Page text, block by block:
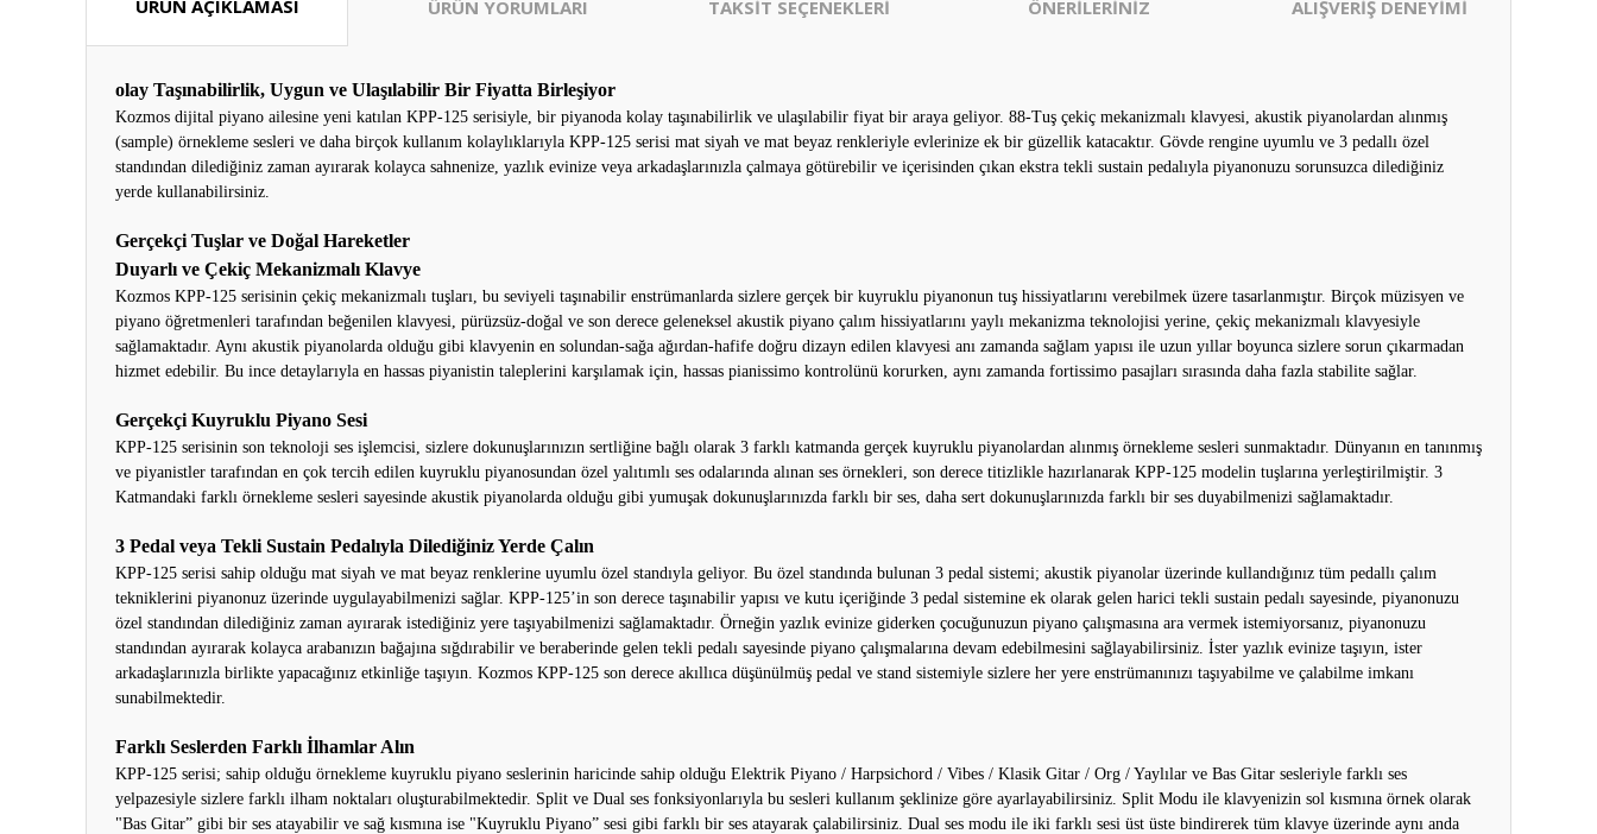
ÜRÜN AÇIKLAMASI ÜRÜN YORUMLARI TAKSİT SEÇENEKLERİ ÖNERİLERİNİZ ALIŞVERİŞ DENEYİMİ
olay Taşınabilirlik, Uygun ve Ulaşılabilir Bir Fiyatta Birleşiyor
Kozmos dijital piyano ailesine yeni katılan KPP-125 serisiyle, bir piyanoda kolay taşınabilirlik ve ulaşılabilir fiyat bir araya geliyor. 88-Tuş çekiç mekanizmalı klavyesi, akustik piyanolardan alınmış
(sample) örnekleme sesleri ve daha birçok kullanım kolaylıklarıyla KPP-125 serisi mat siyah ve mat beyaz renkleriyle evlerinize ek bir güzellik katacaktır. Gövde rengine uyumlu ve 3 pedallı özel
standından dilediğiniz zaman ayırarak kolayca sahnenize, yazlık evinize veya arkadaşlarınızla çalmaya götürebilir ve içerisinden çıkan ekstra tekli sustain pedalıyla piyanonuzu sorunsuzca dilediğiniz
yerde kullanabilirsiniz.
Gerçekçi Tuşlar ve Doğal Hareketler
Duyarlı ve Çekiç Mekanizmalı Klavye
Kozmos KPP-125 serisinin çekiç mekanizmalı tuşları, bu seviyeli taşınabilir enstrümanlarda sizlere gerçek bir kuyruklu piyanonun tuş hissiyatlarını verebilmek üzere tasarlanmıştır. Birçok müzisyen ve
piyano öğretmenleri tarafından beğenilen klavyesi, pürüzsüz-doğal ve son derece geleneksel akustik piyano çalım hissiyatlarını yaylı mekanizma teknolojisi yerine, çekiç mekanizmalı klavyesiyle
sağlamaktadır. Aynı akustik piyanolarda olduğu gibi klavyenin en solundan-sağa ağırdan-hafife doğru dizayn edilen klavyesi anı zamanda sağlam yapısı ile uzun yıllar boyunca sizlere sorun çıkarmadan
hizmet edebilir. Bu ince detaylarıyla en hassas piyanistin taleplerini karşılamak için, hassas pianissimo kontrolünü korurken, aynı zamanda fortissimo pasajları sırasında daha fazla stabilite sağlar.
Gerçekçi Kuyruklu Piyano Sesi
KPP-125 serisinin son teknoloji ses işlemcisi, sizlere dokunuşlarınızın sertliğine bağlı olarak 3 farklı katmanda gerçek kuyruklu piyanolardan alınmış örnekleme sesleri sunmaktadır. Dünyanın en tanınmış
ve piyanistler tarafından en çok tercih edilen kuyruklu piyanosundan özel yalıtımlı ses odalarında alınan ses örnekleri, son derece titizlikle hazırlanarak KPP-125 modelin tuşlarına yerleştirilmiştir. 3
Katmandaki farklı örnekleme sesleri sayesinde akustik piyanolarda olduğu gibi yumuşak dokunuşlarınızda farklı bir ses, daha sert dokunuşlarınızda farklı bir ses duyabilmenizi sağlamaktadır.
3 Pedal veya Tekli Sustain Pedalıyla Dilediğiniz Yerde Çalın
KPP-125 serisi sahip olduğu mat siyah ve mat beyaz renklerine uyumlu özel standıyla geliyor. Bu özel standında bulunan 3 pedal sistemi; akustik piyanolar üzerinde kullandığınız tüm pedallı çalım
tekniklerini piyanonuz üzerinde uygulayabilmenizi sağlar. KPP-125’in son derece taşınabilir yapısı ve kutu içeriğinde 3 pedal sistemine ek olarak gelen harici tekli sustain pedalı sayesinde, piyanonuzu
özel standından dilediğiniz zaman ayırarak istediğiniz yere taşıyabilmenizi sağlamaktadır. Örneğin yazlık evinize giderken çocuğunuzun piyano çalışmasına ara vermek istemiyorsanız, piyanonuzu
standından ayırarak kolayca arabanızın bağajına sığdırabilir ve beraberinde gelen tekli pedalı sayesinde piyano çalışmalarına devam edebilmesini sağlayabilirsiniz. İster yazlık evinize taşıyın, ister
arkadaşlarınızla birlikte yapacağınız etkinliğe taşıyın. Kozmos KPP-125 son derece akıllıca düşünülmüş pedal ve stand sistemiyle sizlere her yere enstrümanınızı taşıyabilme ve çalabilme imkanı
sunabilmektedir.
Farklı Seslerden Farklı İlhamlar Alın
KPP-125 serisi; sahip olduğu örnekleme kuyruklu piyano seslerinin haricinde sahip olduğu Elektrik Piyano / Harpsichord / Vibes / Klasik Gitar / Org / Yaylılar ve Bas Gitar sesleriyle farklı ses
yelpazesiyle sizlere farklı ilham noktaları oluşturabilmektedir. Split ve Dual ses fonksiyonlarıyla bu sesleri kullanım şeklinize göre ayarlayabilirsiniz. Split Modu ile klavyenizin sol kısmına örnek olarak
"Bas Gitar” gibi bir ses atayabilir ve sağ kısmına ise "Kuyruklu Piyano” sesi gibi farklı bir ses atayarak çalabilirsiniz. Dual ses modu ile iki farklı sesi üst üste bindirerek tüm klavye üzerinde aynı anda